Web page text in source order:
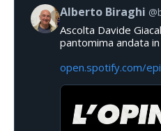
Alberto Biraghi
Ascolta Davide
pantomima andata
open.spotify.com/